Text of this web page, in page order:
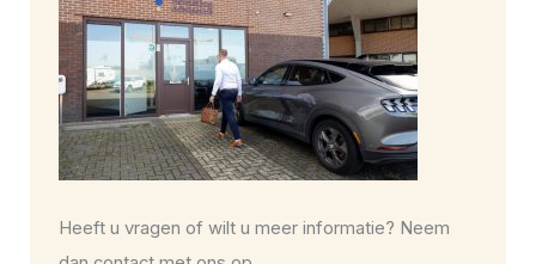
Heeft u vragen of wilt u meer informatie? Neem